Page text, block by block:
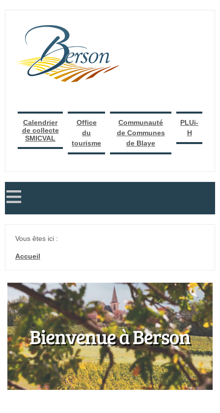
Calendrier
de collecte
SMICVAL
Office
du
tourisme
Communauté
de Communes
de Blaye
PLUi-
H
≡
Vous êtes ici :
Accueil